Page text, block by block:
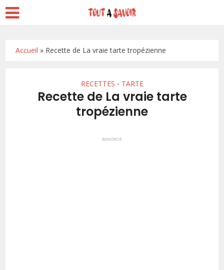
Accueil » Recette de La vraie tarte tropézienne
RECETTES • TARTE
Recette de La vraie tarte
tropézienne
ANNONCE